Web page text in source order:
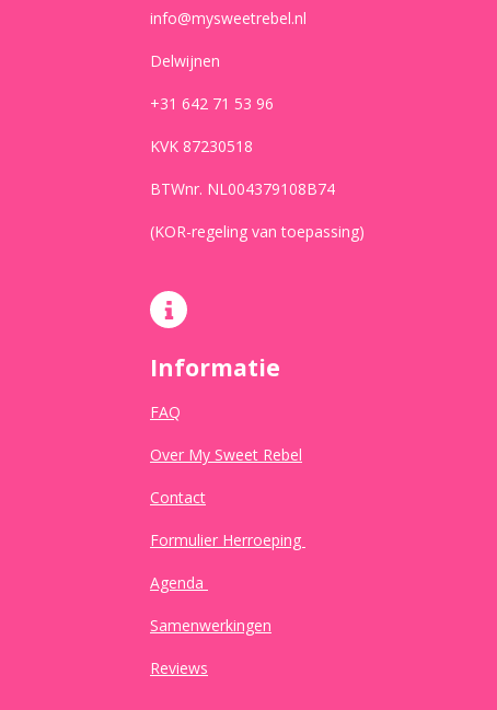
info@mysweetrebel.nl
Delwijnen
+31 642 71 53 96
KVK 87230518
BTWnr. NL004379108B74
(KOR-regeling van toepassing)
Informatie
FAQ
Over My Sweet Rebel
Contact
Formulier Herroeping
Agenda
Samenwerkingen
Reviews